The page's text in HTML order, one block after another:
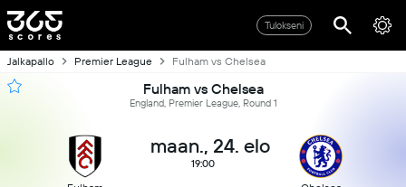
Tulokseni
Jalkapallo Premier League Fulham vs Chelsea
Fulham vs Chelsea
England, Premier League, Round 1
maan., 24. elo
19:00